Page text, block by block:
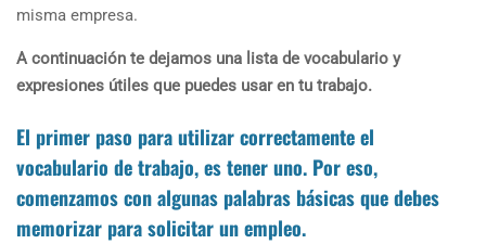
misma empresa.
A continuación te dejamos una lista de vocabulario y
expresiones útiles que puedes usar en tu trabajo.
El primer paso para utilizar correctamente el
vocabulario de trabajo, es tener uno. Por eso,
comenzamos con algunas palabras básicas que debes
memorizar parasolicitar un empleo.